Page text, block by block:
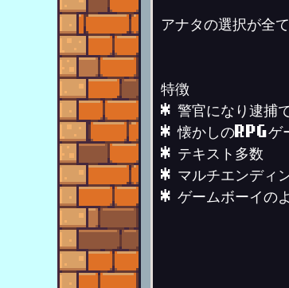
アナタの選択が全て
特徴
* 警官になり逮捕
* 懐かしのRPGゲ
* テキスト多数
* マルチエンディ
* ゲームボーイの